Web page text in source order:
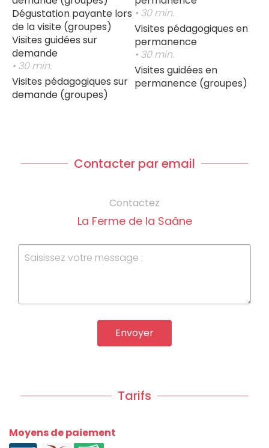
Dégustation payante lors
de la visite (groupes)
Visites guidées sur
demande
• 30 min.
Visites pédagogiques sur
demande (groupes)
• 30 min.
Visites pédagogiques en
permanence
• 30 min.
Visites guidées en
permanence (groupes)
Contacter par email
Contactez
La Ferme de la Saâne
Envoyer
Tarifs
Moyens de paiement